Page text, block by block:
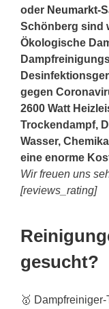
oder Neumarkt-
Schönberg sind
Ökologische
gegen
2600 Watt
Trockendampf,
Wasser,
eine enorme
Wir freuen uns
[reviews_rating]
gesucht?
🥇